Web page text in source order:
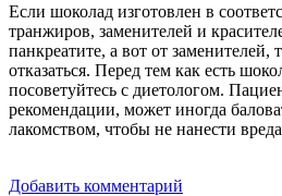
Если шоколад изготовлен в
транжиров, заменителей и
панкреатите, а вот от заменителей,
отказаться. Перед тем как есть
посоветуйтесь с диетологом.
рекомендации, может иногда
лакомством, чтобы не нанести
Добавить комментарий